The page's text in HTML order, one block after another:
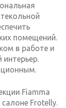
помещений.
в работе и
Fiamma
Frotelly.